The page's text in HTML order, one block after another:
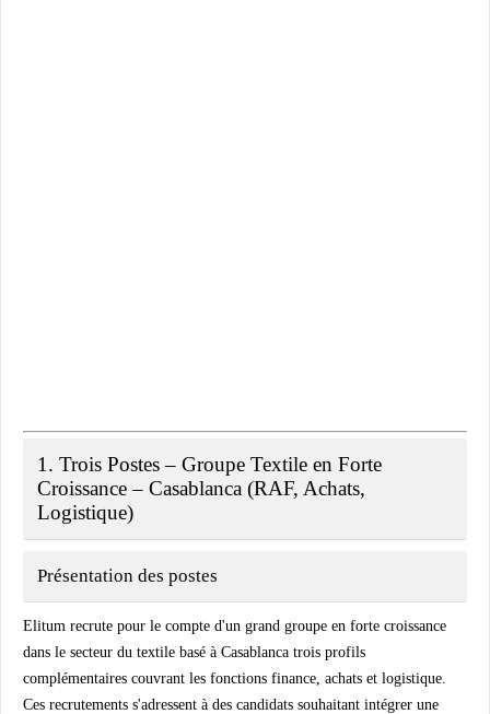
1. Trois Postes – Groupe Textile en Forte
Croissance – Casablanca (RAF, Achats,
Logistique)
Présentation des postes
Elitum recrute pour le compte d'un grand groupe en forte croissance
dans le secteur du textile basé à Casablanca trois profils
complémentaires couvrant les fonctions finance, achats et logistique.
Ces recrutements s'adressent à des candidats souhaitant intégrer une